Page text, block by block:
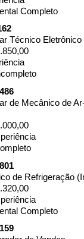
Completo
Técnico Eletrônico
de Mecânico de
de Refrigeração
Completo